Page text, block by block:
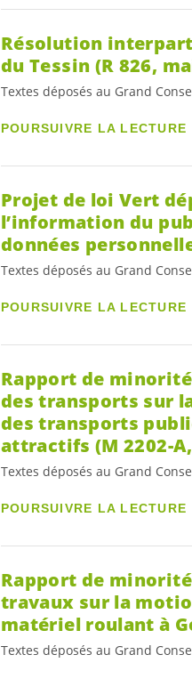
Résolution
du Tessin (R 826,
Textes déposés au Grand
POURSUIVRE LA LECTURE
Projet de loi Vert
l’information du
données
Textes déposés au Grand
POURSUIVRE LA LECTURE
Rapport de
des transports sur
des transports
attractifs (M 2202-
Textes déposés au Grand
POURSUIVRE LA LECTURE
Rapport de
travaux sur la
matériel roulant à
Textes déposés au Grand